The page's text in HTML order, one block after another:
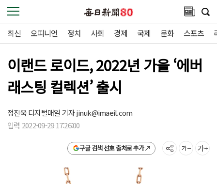
최신 오피니언 정치 사회 경제 국제 문화 스포츠
이랜드 로이드, 2022년 가을 ‘에버
래스팅 컬렉션’ 출시
정진욱 디지털매일 기자jinuk@imaeil.com
입력 2022-09-29 17:26:00
구글 검색 선호 출처로 추가